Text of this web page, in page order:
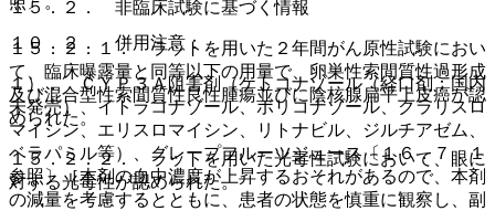
１５．２． 非臨床試験に基づく情報
１５．２．１． ラットを用いた２年間がん原性試験におい
て、臨床曝露量と同等以下の用量で、卵巣性索間質性過形成
及び混合型性索間質性良性腫瘍並びに陰核腺扁平上皮癌が認
められた。
１５．２．２． ラットを用いた光毒性試験において、眼に
対する光毒性が認められた。
１０．２． 併用注意：
１）． ＣＹＰ３Ａ阻害剤（ケトコナゾール（経口剤：国内
未発売）、イトラコナゾール、ボリコナゾール、クラリスロ
マイシン、エリスロマイシン、リトナビル、ジルチアゼム、
ベラパミル等）、グレープフルーツジュース〔１６．７．１
参照〕［本剤の血中濃度が上昇するおそれがあるので、本剤
の減量を考慮するとともに、患者の状態を慎重に観察し、副